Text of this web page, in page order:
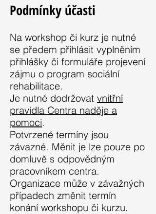
Podmínky účasti
Na workshop či kurz je nutné
se předem přihlásit vyplněním
přihlášky či formuláře projevení
zájmu o program sociální
rehabilitace.
Je nutné dodržovat vnitřní
pravidla Centra naděje a
pomoci.
Potvrzené termíny jsou
závazné. Měnit je lze pouze po
domluvě s odpovědným
pracovníkem centra.
Organizace může v závažných
případech změnit termín
konání workshopu či kurzu.